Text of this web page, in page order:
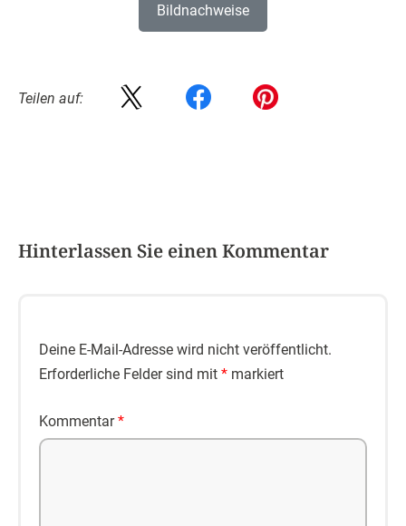
Bildnachweise
Teilen auf:
Hinterlassen Sie einen Kommentar
Deine E-Mail-Adresse wird nicht veröffentlicht.
Erforderliche Felder sind mit * markiert
Kommentar*